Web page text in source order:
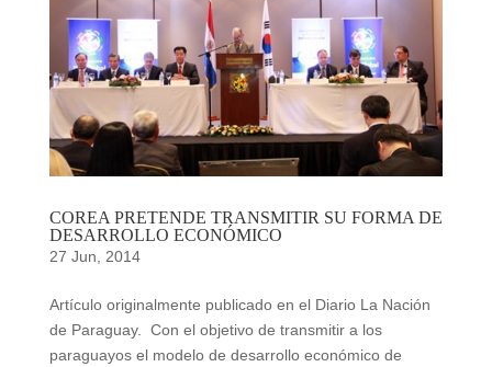
COREA PRETENDE TRANSMITIR SU FORMA DE
DESARROLLO ECONÓMICO
27 Jun, 2014
Artículo originalmente publicado en el Diario La Nación
de Paraguay. Con el objetivo de transmitir a los
paraguayos el modelo de desarrollo económico de